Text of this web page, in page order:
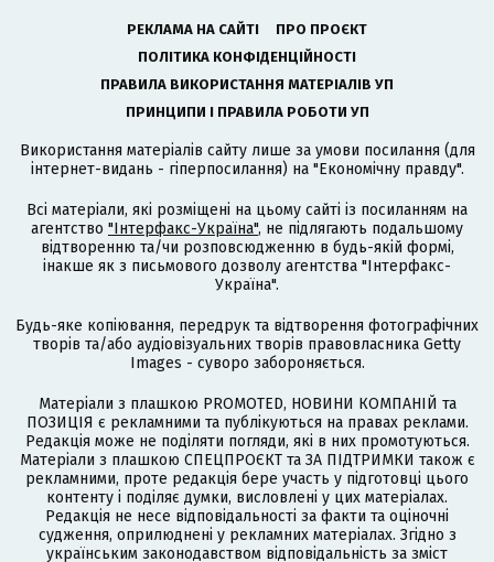
РЕКЛАМА НА САЙТІ
ПРО ПРОЄКТ
ПОЛІТИКА КОНФІДЕНЦІЙНОСТІ
ПРАВИЛА ВИКОРИСТАННЯ МАТЕРІАЛІВ УП
ПРИНЦИПИ І ПРАВИЛА РОБОТИ УП
Використання матеріалів сайту лише за умови посилання (для
інтернет-видань - гіперпосилання) на "Економічну правду".
Всі матеріали, які розміщені на цьому сайті із посиланням на
агентство "Інтерфакс-Україна", не підлягають подальшому
відтворенню та/чи розповсюдженню в будь-якій формі,
інакше як з письмового дозволу агентства "Інтерфакс-
Україна".
Будь-яке копіювання, передрук та відтворення фотографічних
творів та/або аудіовізуальних творів правовласника Getty
Images - суворо забороняється.
Матеріали з плашкою PROMOTED, НОВИНИ КОМПАНІЙ та
ПОЗИЦІЯ є рекламними та публікуються на правах реклами.
Редакція може не поділяти погляди, які в них промотуються.
Матеріали з плашкою СПЕЦПРОЄКТ та ЗА ПІДТРИМКИ також є
рекламними, проте редакція бере участь у підготовці цього
контенту і поділяє думки, висловлені у цих матеріалах.
Редакція не несе відповідальності за факти та оціночні
судження, оприлюднені у рекламних матеріалах. Згідно з
українським законодавством відповідальність за зміст